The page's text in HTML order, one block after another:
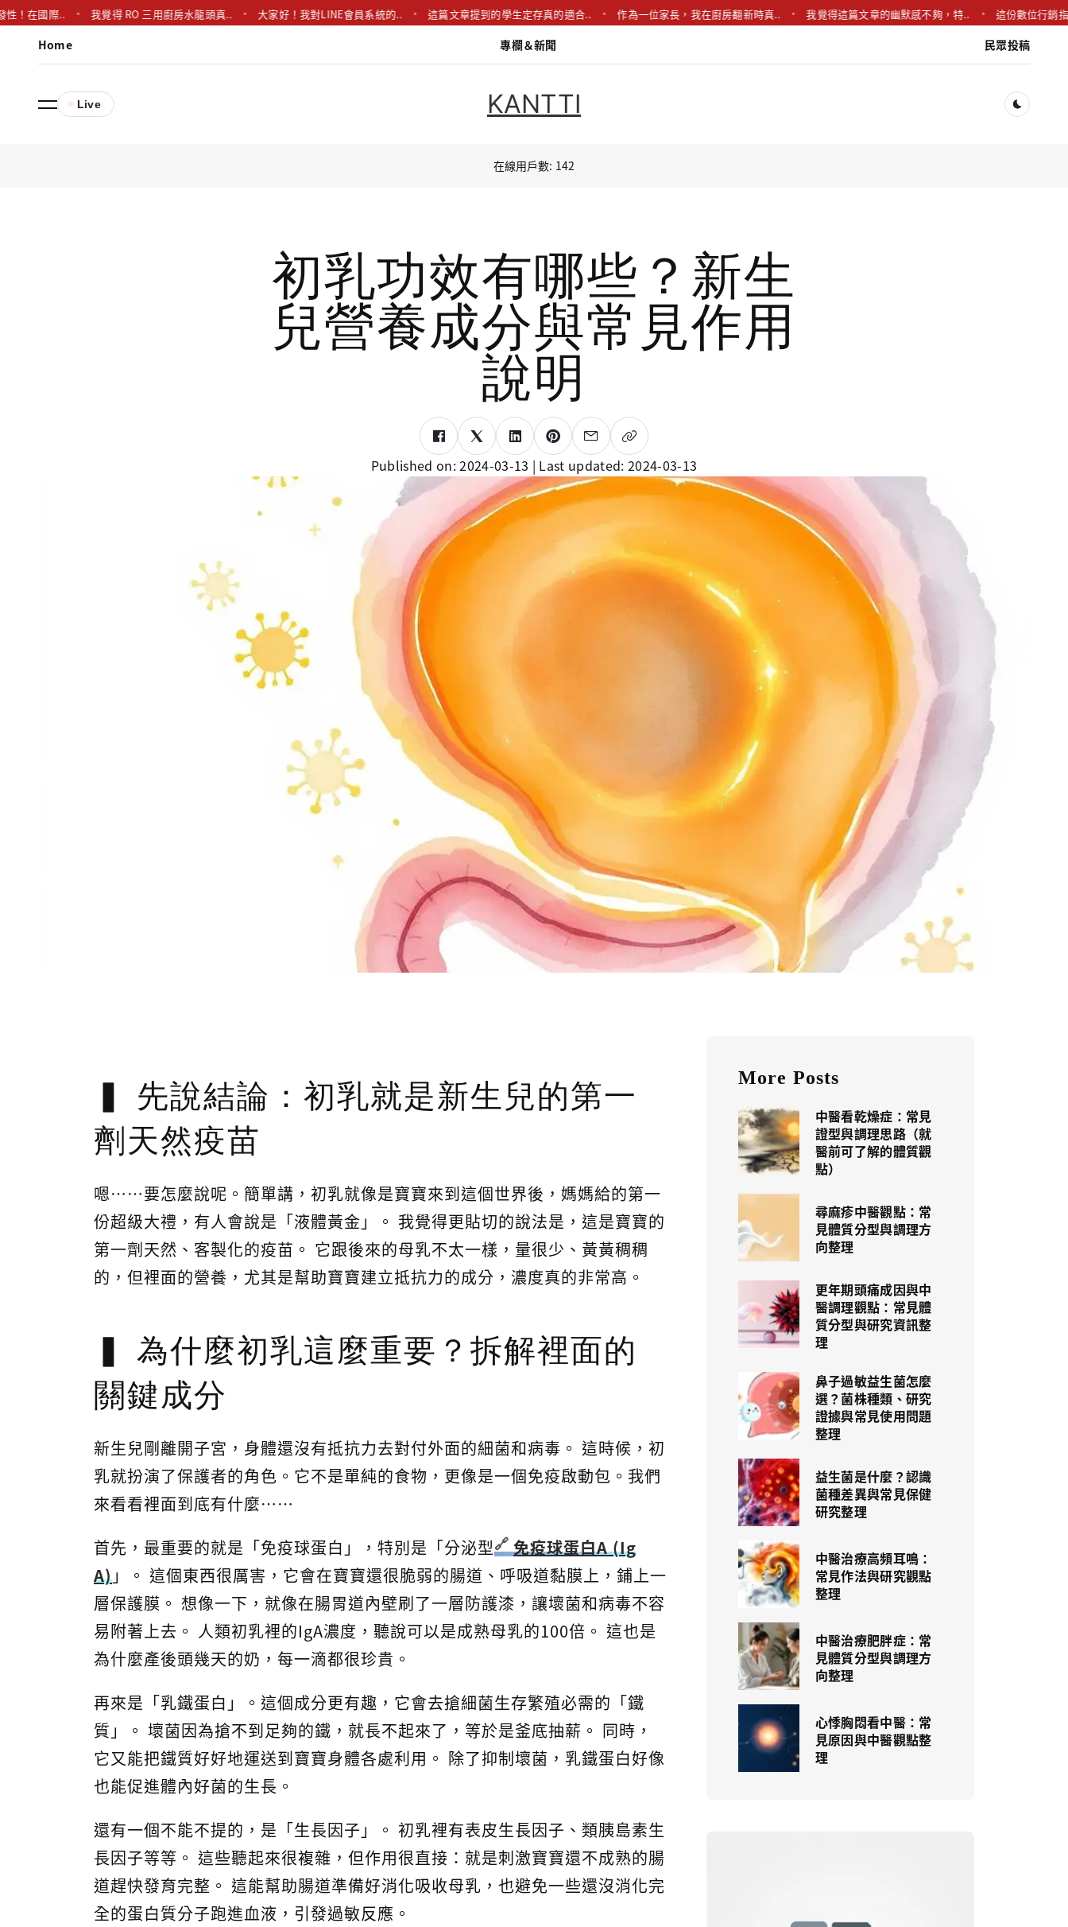
國際.. 我覺得 RO 三用廚房水龍頭真.. 大家好！我對LINE會員系統的.. 這篇文章提到的學生定存真的適合.. 作為一位家長，我在廚房翻新時真.. 我覺得這篇文章的幽默感不夠，特.. 這份數位行銷指南真
Home 專欄＆新聞 民眾投稿
Live KANTTI
在線用戶數: 142
初乳功效有哪些？新生
兒營養成分與常見作用
說明
Published on:2024-03-13 | Last updated: 2024-03-13
先說結論：初乳就是新生兒的第一
劑天然疫苗
嗯⋯⋯要怎麼說呢。簡單講，初乳就像是寶寶來到這個世界後，媽媽給的第一
份超級大禮，有人會說是「液體黃金」。 我覺得更貼切的說法是，這是寶寶的
第一劑天然、客製化的疫苗。 它跟後來的母乳不太一樣，量很少、黃黃稠稠
的，但裡面的營養，尤其是幫助寶寶建立抵抗力的成分，濃度真的非常高。
為什麼初乳這麼重要？拆解裡面的
關鍵成分
新生兒剛離開子宮，身體還沒有抵抗力去對付外面的細菌和病毒。 這時候，初
乳就扮演了保護者的角色。它不是單純的食物，更像是一個免疫啟動包。我們
來看看裡面到底有什麼⋯⋯
首先，最重要的就是「免疫球蛋白」，特別是「分泌型
免疫球蛋白A (Ig
A)」。 這個東西很厲害，它會在寶寶還很脆弱的腸道、呼吸道黏膜上，鋪上一
層保護膜。 想像一下，就像在腸胃道內壁刷了一層防護漆，讓壞菌和病毒不容
易附著上去。 人類初乳裡的IgA濃度，聽說可以是成熟母乳的100倍。 這也是
為什麼產後頭幾天的奶，每一滴都很珍貴。
再來是「乳鐵蛋白」。這個成分更有趣，它會去搶細菌生存繁殖必需的「鐵
質」。 壞菌因為搶不到足夠的鐵，就長不起來了，等於是釜底抽薪。 同時，
它又能把鐵質好好地運送到寶寶身體各處利用。 除了抑制壞菌，乳鐵蛋白好像
也能促進體內好菌的生長。
還有一個不能不提的，是「生長因子」。 初乳裡有表皮生長因子、類胰島素生
長因子等等。 這些聽起來很複雜，但作用很直接：就是刺激寶寶還不成熟的腸
道趕快發育完整。 這能幫助腸道準備好消化吸收母乳，也避免一些還沒消化完
全的蛋白質分子跑進血液，引發過敏反應。
More Posts
中醫看乾燥症：常見
證型與調理思路（就
醫前可了解的體質觀
點）
尋麻疹中醫觀點：常
見體質分型與調理方
向整理
更年期頭痛成因與中
醫調理觀點：常見體
質分型與研究資訊整
理
鼻子過敏益生菌怎麼
選？菌株種類、研究
證據與常見使用問題
整理
益生菌是什麼？認識
菌種差異與常見保健
研究整理
中醫治療高頻耳鳴：
常見作法與研究觀點
整理
中醫治療肥胖症：常
見體質分型與調理方
向整理
心悸胸悶看中醫：常
見原因與中醫觀點整
理